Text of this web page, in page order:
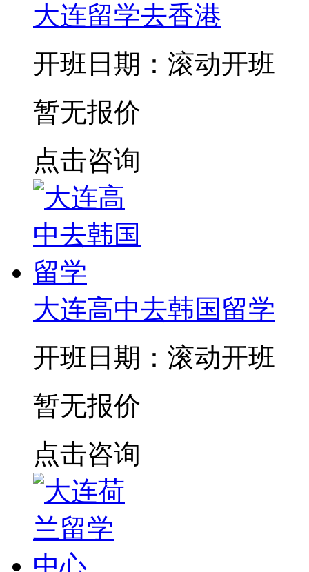
大连留学去香港
开班日期：滚动开班
暂无报价
点击咨询
大连高中去韩国留学
开班日期：滚动开班
暂无报价
点击咨询